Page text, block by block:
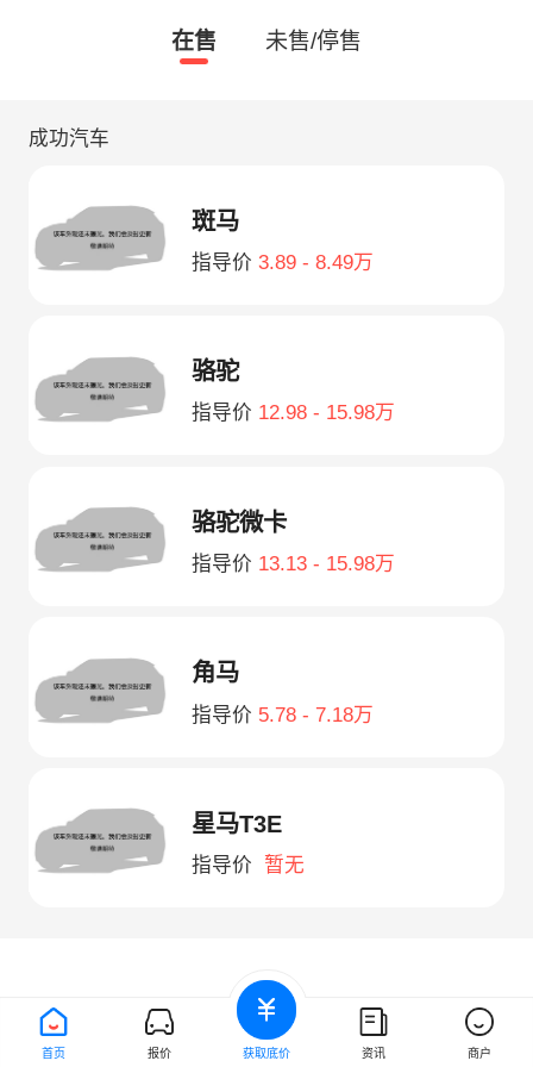
在售 未售/停售
成功汽车
斑马
指导价 3.89 - 8.49万
骆驼
指导价 12.98 - 15.98万
骆驼微卡
指导价 13.13 - 15.98万
角马
指导价 5.78 - 7.18万
星马T3E
指导价 暂无
首页 报价 获取底价 资讯 商户